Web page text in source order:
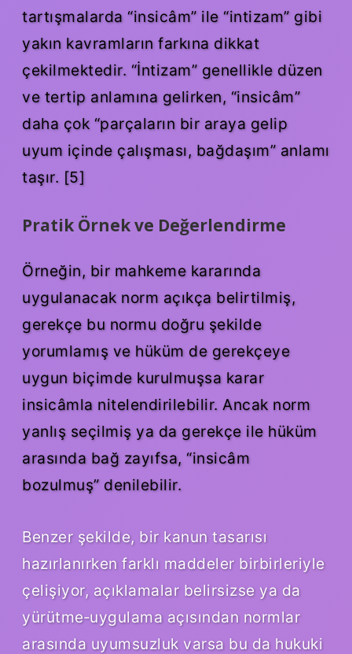
tartışmalarda “insicâm” ile “intizam” gibi
yakın kavramların farkına dikkat
çekilmektedir. “İntizam” genellikle düzen
ve tertip anlamına gelirken, “insicâm”
daha çok “parçaların bir araya gelip
uyum içinde çalışması, bağdaşım” anlamı
taşır. [5]
Pratik Örnek ve Değerlendirme
Örneğin, bir mahkeme kararında
uygulanacak norm açıkça belirtilmiş,
gerekçe bu normu doğru şekilde
yorumlamış ve hüküm de gerekçeye
uygun biçimde kurulmuşsa karar
insicâmla nitelendirilebilir. Ancak norm
yanlış seçilmiş ya da gerekçe ile hüküm
arasında bağ zayıfsa, “insicâm
bozulmuş” denilebilir.
Benzer şekilde, bir kanun tasarısı
hazırlanırken farklı maddeler birbirleriyle
çelişiyor, açıklamalar belirsizse ya da
yürütme‑uygulama açısından normlar
arasında uyumsuzluk varsa bu da hukuki